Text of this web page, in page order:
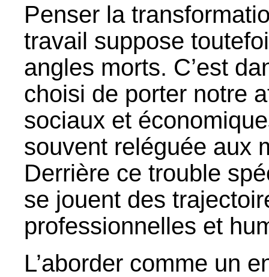
Penser la
travail suppose
angles morts. C’est
choisi de porter notre
sociaux et
souvent reléguée aux
Derrière ce trouble
se jouent des
professionnelles et
L’aborder comme un